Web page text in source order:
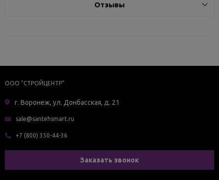
Отзывы
ООО "СТРОЙЦЕНТР"
г. Воронеж, ул. Донбасская, д. 21
sale@santehsmart.ru
+7 (800) 350-44-36
Заказать звонок